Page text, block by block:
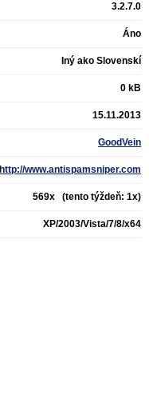
3.2.7.0
Áno
Iný ako Slovenskí
0 kB
15.11.2013
GoodVein
http://www.antispamsniper.com
569x (tento týždeň: 1x)
XP/2003/Vista/7/8/x64